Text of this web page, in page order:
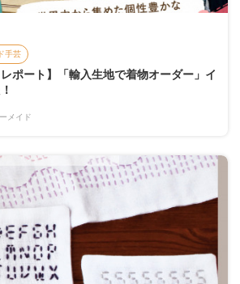
手芸
レポート】「輸入生地で着物オーダー」イ
メイド